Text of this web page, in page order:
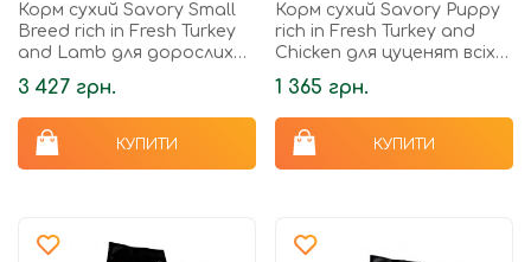
Корм сухий Savory Small
Breed rich in Fresh Turkey
and Lamb для дорослих
собак малих порід до 10 кг
зі свіжим ягням...
3 427 грн.
КУПИТИ
Корм сухий Savory Puppy
rich in Fresh Turkey and
Chicken для цуценят всіх
порід зі свіжою індичкою і
куркою 3 кг
1 365 грн.
КУПИТИ